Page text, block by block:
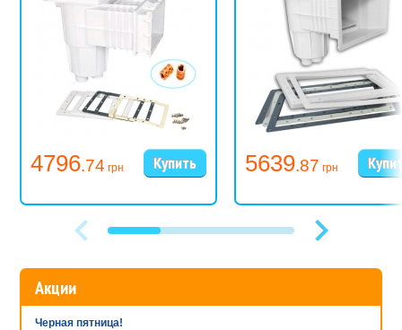
4796.74 грн 5639.87 грн
Акции
Черная пятница!